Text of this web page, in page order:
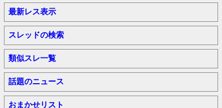
最新レス表示
スレッドの検索
類似スレ一覧
話題のニュース
おまかせリスト